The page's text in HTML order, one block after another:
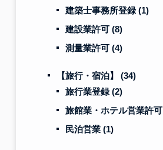
建築士事務所登録(1)
建設業許可 (8)
測量業許可 (4)
【旅行・宿泊】 (34)
旅行業登録(2)
旅館業・ホテル営業許可
民泊営業 (1)